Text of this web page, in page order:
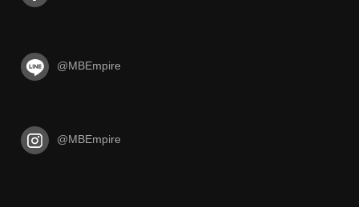
@MBEmpire
@MBEmpire